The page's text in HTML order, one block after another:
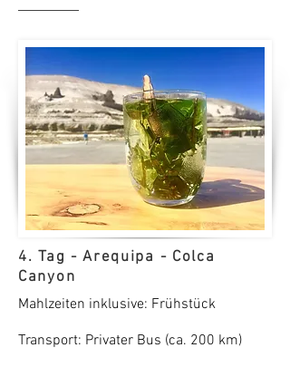
4. Tag - Arequipa - Colca
Canyon
Mahlzeiten inklusive: Frühstück
Transport: Privater Bus (ca. 200 km)